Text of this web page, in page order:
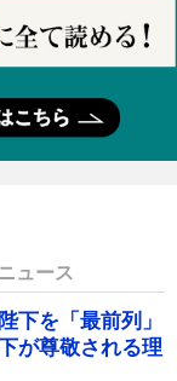
ュース
下を「最前列」
が尊敬される理